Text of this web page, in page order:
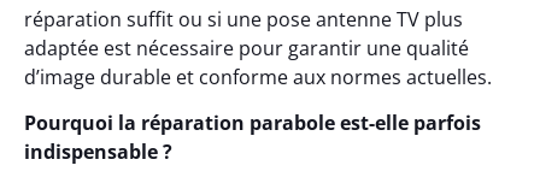
réparation suffit ou si une pose antenne TV plus
adaptée est nécessaire pour garantir une qualité
d’image durable et conforme aux normes actuelles.
Pourquoi la réparation parabole est-elle parfois
indispensable ?